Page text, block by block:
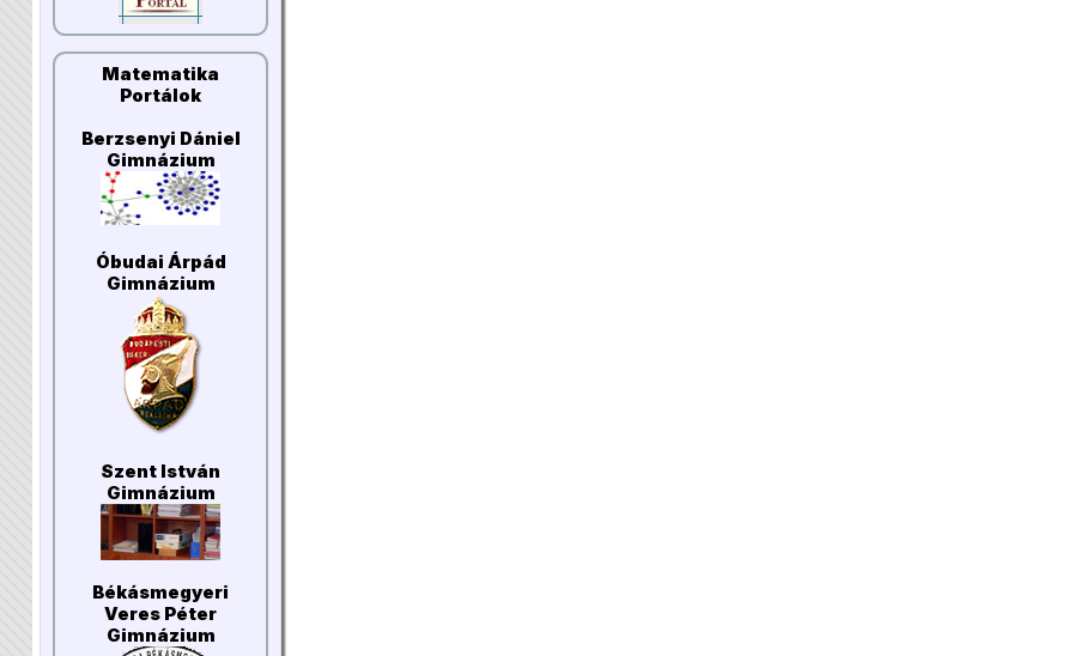
Matematika
Portálok
Berzsenyi Dániel
Gimnázium
Óbudai Árpád
Gimnázium
Szent István
Gimnázium
Békásmegyeri
Veres Péter
Gimnázium